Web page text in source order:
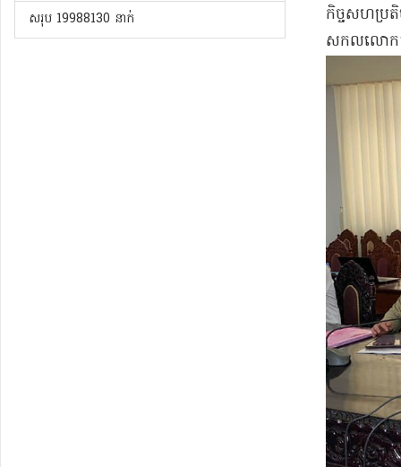
សរុប 19988130 នាក់
កិច្ចសហប្រ
សកលលោ